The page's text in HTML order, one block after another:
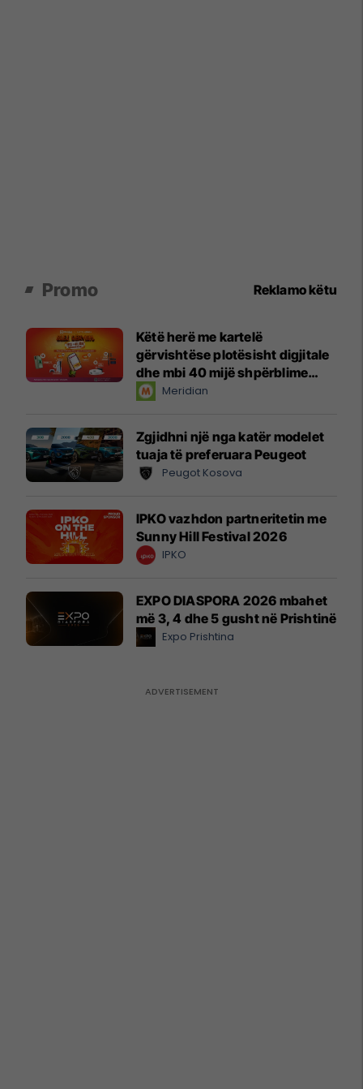
Promo Reklamo këtu
Këtë herë me kartelë
gërvishtëse plotësisht digjitale
dhe mbi 40 mijë shpërblime
instant!Meridian
Zgjidhni një nga katër modelet
tuaja të preferuara Peugeot
Peugot Kosova
IPKO vazhdon partneritetin me
Sunny Hill Festival 2026
IPKO
EXPO DIASPORA 2026 mbahet
më 3, 4 dhe 5 gusht në Prishtinë
Expo Prishtina